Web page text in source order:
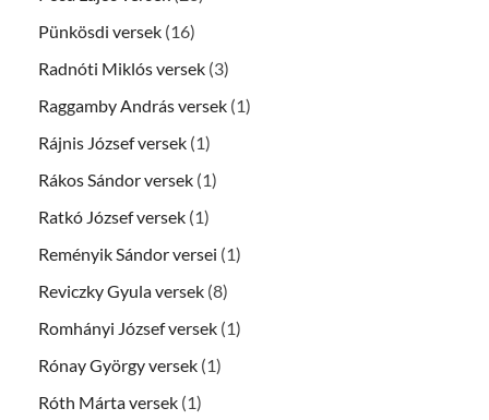
Pünkösdi versek (16)
Radnóti Miklós versek (3)
Raggamby András versek (1)
Rájnis József versek (1)
Rákos Sándor versek (1)
Ratkó József versek (1)
Reményik Sándor versei (1)
Reviczky Gyula versek (8)
Romhányi József versek (1)
Rónay György versek (1)
Róth Márta versek (1)